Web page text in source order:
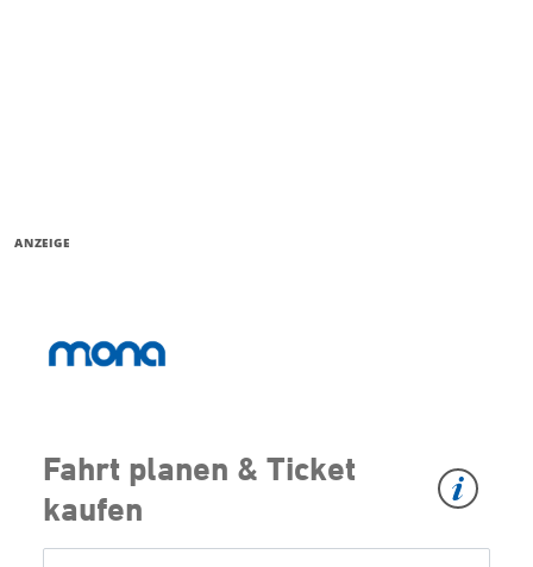
ANZEIGE